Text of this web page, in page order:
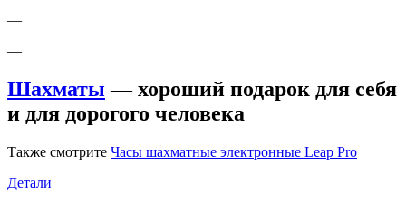
—
—
Шахматы — хороший подарок для себя
и для дорогого человека
Также смотрите Часы шахматные электронные Leap Pro
Детали